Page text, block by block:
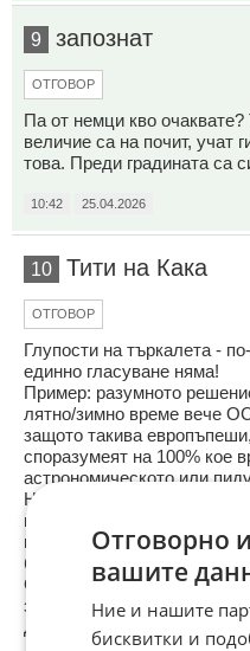
9 запознат
ОТГОВОР
Па от немци кво
величие са на почит, учат
това. Преди градината са
10:42 25.04.2026
10 Тити на Кака
ОТГОВОР
Глупости на търкалета -
единно гласуване няма!
Пример: разумното
лятно/зимно време вече
защото такива
споразумеят на 100% кое
астрономическото или
На европъпешите не им
плащат щетите от тази
времето / и неминуемо
биочасовниците на 450
Смяната на времето е
здраве, акт, който търпим
Джамбазки!
Отговорно
вашите
Ние и нашите
бисквитки и